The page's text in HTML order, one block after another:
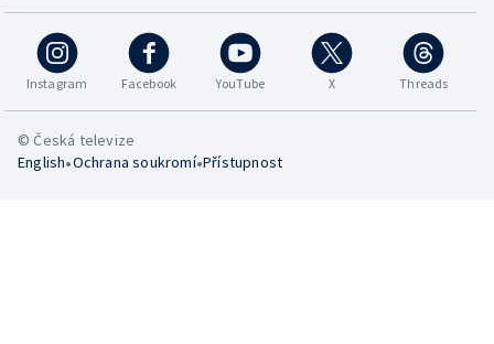
Instagram Facebook YouTube X Threads
© Česká televize
English•Ochrana soukromí•Přístupnost